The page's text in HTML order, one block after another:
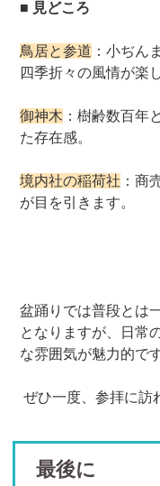
■ 見どころ
鳥居と参道 ：小ぢん
四季折々の風情が楽
御神木 ：樹齢数百年
た存在感。
境内社の稲荷社 ：商
が目を引きます。
盆踊りでは普段とは
となりますが、日常
な雰囲気が魅力的で
ぜひ一度、参拝に訪
最後に